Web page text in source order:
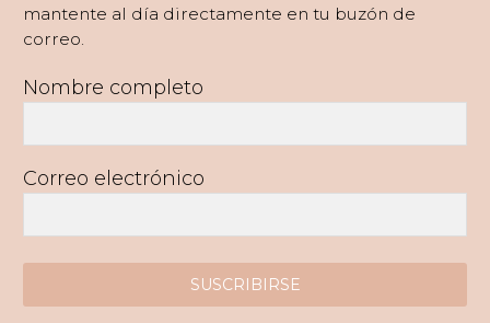
mantente al día directamente en tu buzón de
correo.
Nombre completo
Correo electrónico
SUSCRIBIRSE